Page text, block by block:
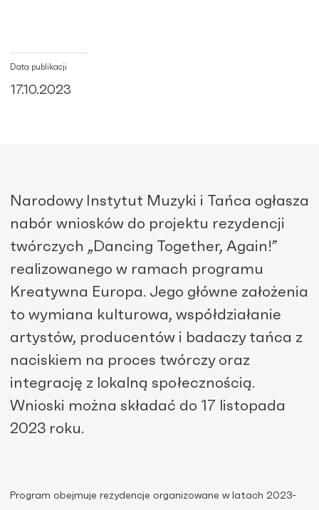
Data publikacji
17.10.2023
Narodowy Instytut Muzyki i Tańca ogłasza
nabór wniosków do projektu rezydencji
twórczych „Dancing Together, Again!”
realizowanego w ramach programu
Kreatywna Europa. Jego główne założenia
to wymiana kulturowa, współdziałanie
artystów, producentów i badaczy tańca z
naciskiem na proces twórczy oraz
integrację z lokalną społecznością.
Wnioski można składać do 17 listopada
2023 roku.
Program obejmuje rezydencje organizowane w latach 2023-